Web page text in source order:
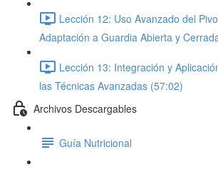
Lección 12: Uso Avanzado del
Adaptación a Guardia Abierta y
Lección 13: Integración y
las Técnicas Avanzadas (57:02)
Archivos Descargables
Guía Nutricional